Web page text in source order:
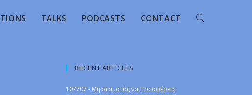
TALKS PODCASTS CONTACT
RECENT ARTICLES
107707 - Μη σταματάς να προσφέρεις